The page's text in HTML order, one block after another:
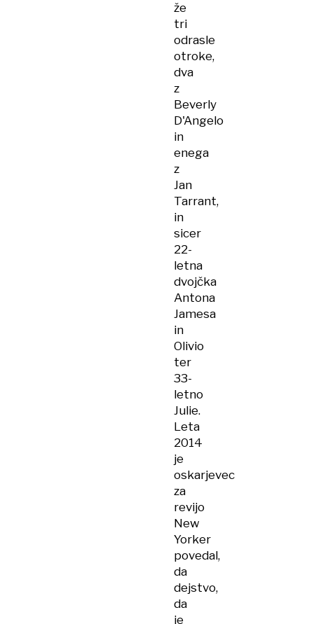
že
tri
odrasle
otroke,
dva
z
Beverly
D'Angelo
in
enega
z
Jan
Tarrant,
in
sicer
22-
letna
dvojčka
Antona
Jamesa
in
Olivio
ter
33-
letno
Julie.
Leta
2014
je
oskarjevec
za
revijo
New
Yorker
povedal,
da
dejstvo,
da
je